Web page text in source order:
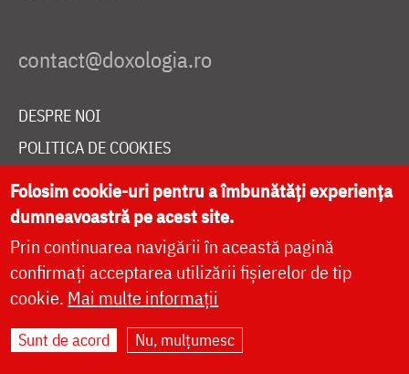
DESPRE NOI
POLITICA DE COOKIES
DONEAZĂ ONLINE PENTRU CATEDRALA NAȚIONALĂ
LIVE
Site dezvoltat deDOXOLOGIA MEDIA
Arhiepiscopia Iașilor | ©
Folosim cookie-uri pentru a îmbunătăți experiența
dumneavoastră pe acest site.
Prin continuarea navigării în această pagină
confirmați acceptarea utilizării fișierelor de tip
cookie. Mai multe informații
Sunt de acord Nu, mulțumesc